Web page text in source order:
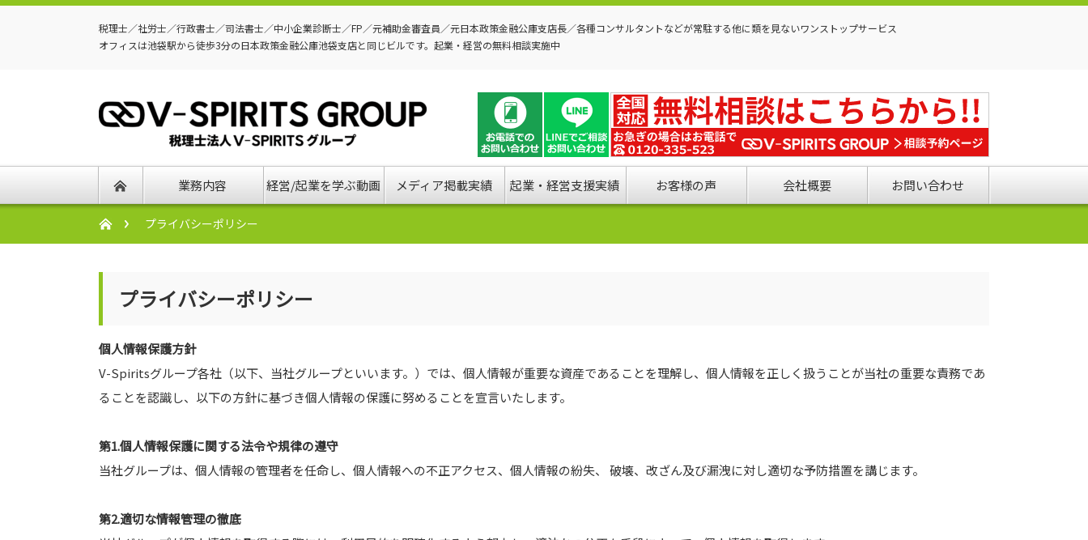
税理士／社労士／行政書士／司法書士／中小企業診断士／FP／元補助金審査員／元日本政策金融公庫支店長／各種コンサルタントなどが常駐する他に類を見ないワンストップサービス
オフィスは池袋駅から徒歩3分の日本政策金融公庫池袋支店と同じビルです。起業・経営の無料相談実施中
業務内容 経営/起業を学ぶ動画 メディア掲載実績 起業・経営支援実績 お客様の声 会社概要 お問い合わせ
プライバシーポリシー
プライバシーポリシー
個人情報保護方針
V-Spiritsグループ各社（以下、当社グループといいます。）では、個人情報が重要な資産であることを理解し、個人情報を正しく扱うことが当社の重要な責務であ
ることを認識し、以下の方針に基づき個人情報の保護に努めることを宣言いたします。
第1.個人情報保護に関する法令や規律の遵守
当社グループは、個人情報の管理者を任命し、個人情報への不正アクセス、個人情報の紛失、 破壊、改ざん及び漏洩に対し適切な予防措置を講じます。
第2.適切な情報管理の徹底